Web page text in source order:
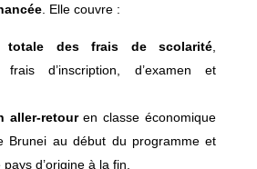
. Elle couvre :
totale des frais de scolarité
d’inscription, d’examen et
aller‑retouren classe économique
Brunei au début du programme et
d’origine à la fin.